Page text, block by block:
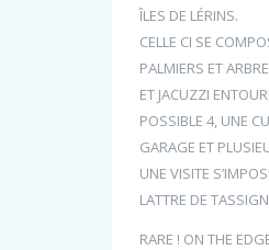
ÎLES DE LÉRINS.
CELLE CI SE
PALMIERS ET
ET JACUZZI
POSSIBLE 4, UNE
GARAGE ET
UNE VISITE
LATTRE DE
RARE ! ON THE